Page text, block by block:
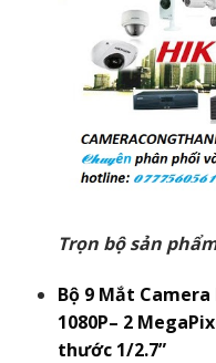
Trọn bộ sản
Bộ 9 Mắt
1080P– 2
thước 1/2.7”